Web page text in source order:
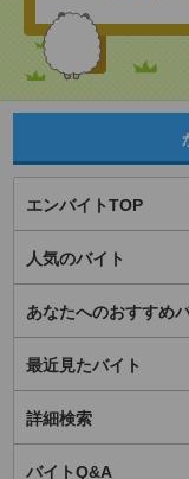
エンバイトTOP
人気のバイト
あなたへのおすすめ
最近見たバイト
詳細検索
バイトQ&A